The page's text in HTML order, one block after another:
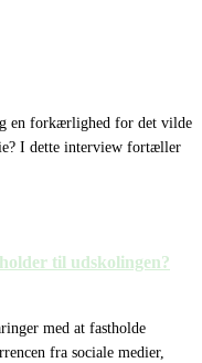
en forkærlighed for det vilde
I dette interview fortæller
til udskolingen?
med at fastholde
fra sociale medier,